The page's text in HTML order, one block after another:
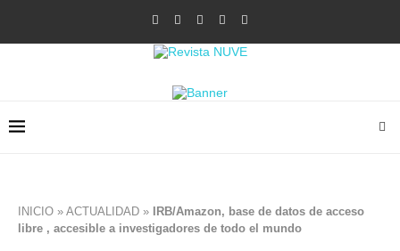
INICIO » ACTUALIDAD »
IRB/Amazon, base de datos de acceso
libre , accesible a investigadores de todo el mundo